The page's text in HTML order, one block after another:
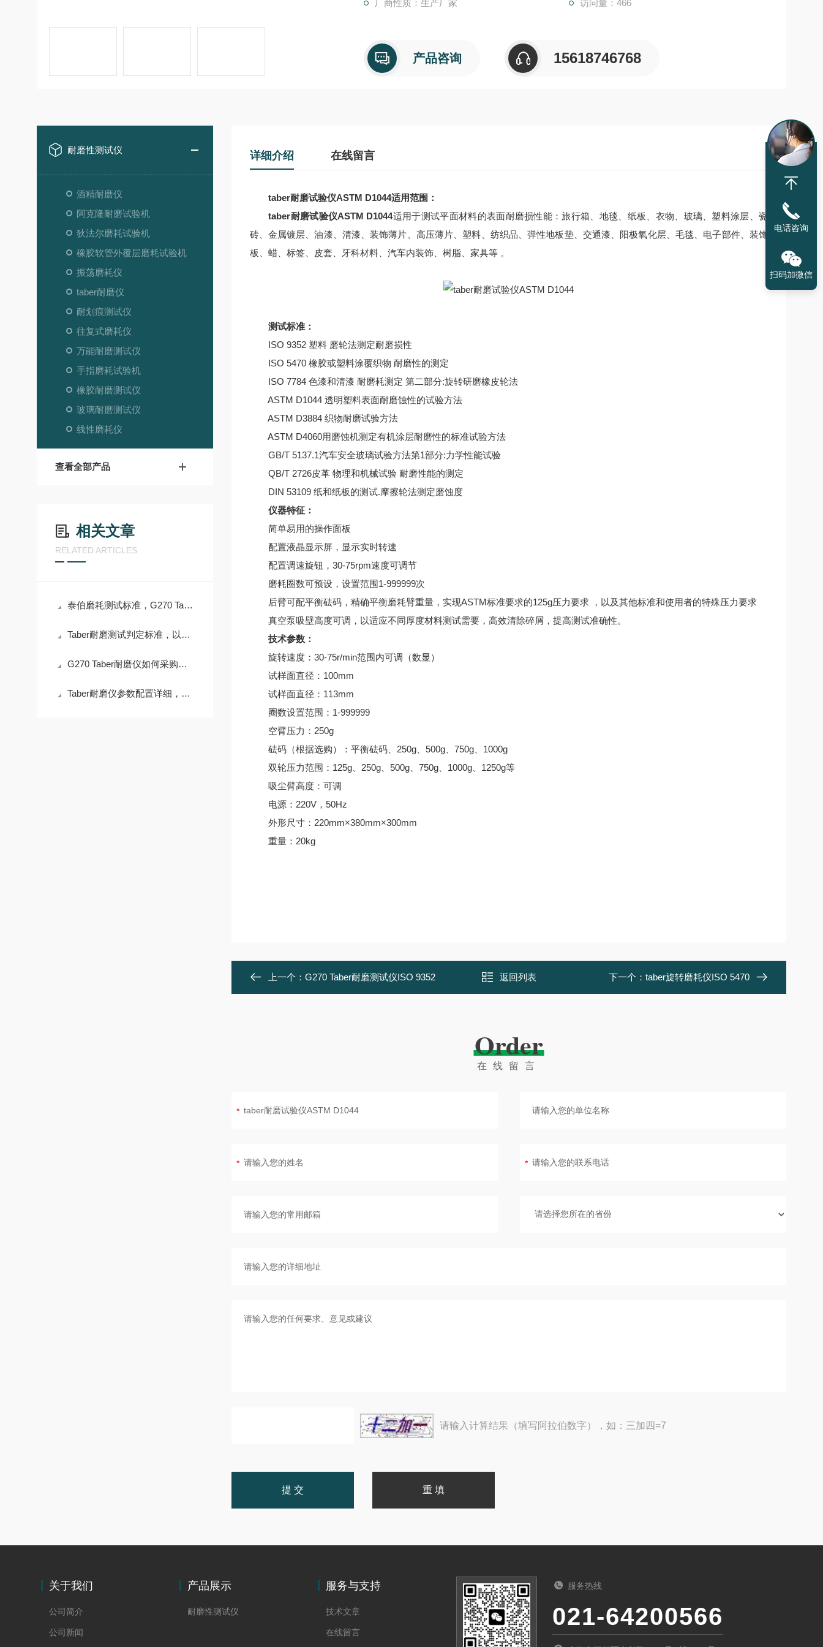
厂商性质：生产厂家 访问量：466
产品咨询 15618746768
耐磨性测试仪
酒精耐磨仪
阿克隆耐磨试验机
狄法尔磨耗试验机
橡胶软管外覆层磨耗试验机
振荡磨耗仪
taber耐磨仪
耐划痕测试仪
往复式磨耗仪
万能耐磨测试仪
手指磨耗试验机
橡胶耐磨测试仪
玻璃耐磨测试仪
线性磨耗仪
查看全部产品
相关文章
RELATED ARTICLES
泰伯磨耗测试标准，G270 Taber耐磨仪为例说明
Taber耐磨测试判定标准，以G270 Taber耐磨仪为例说明
G270 Taber耐磨仪如何采购，听上海千实说一说
Taber耐磨仪参数配置详细，以上海千实的G270为参考
详细介绍 在线留言
taber耐磨试验仪ASTM D1044适用范围：
taber耐磨试验仪ASTM D1044适用于测试平面材料的表面耐磨损性能：旅行箱、地毯、纸板、衣物、玻璃、塑料涂层、瓷
砖、金属镀层、油漆、清漆、装饰薄片、高压薄片、塑料、纺织品、弹性地板垫、交通漆、阳极氧化层、毛毯、电子部件、装饰
板、蜡、标签、皮套、牙科材料、汽车内装饰、树脂、家具等 。
测试标准：
ISO 9352 塑料 磨轮法测定耐磨损性
ISO 5470 橡胶或塑料涂覆织物 耐磨性的测定
ISO 7784 色漆和清漆 耐磨耗测定 第二部分:旋转研磨橡皮轮法
ASTM D1044 透明塑料表面耐磨蚀性的试验方法
ASTM D3884 织物耐磨试验方法
ASTM D4060用磨蚀机测定有机涂层耐磨性的标准试验方法
GB/T 5137.1汽车安全玻璃试验方法第1部分:力学性能试验
QB/T 2726皮革 物理和机械试验 耐磨性能的测定
DIN 53109 纸和纸板的测试.摩擦轮法测定磨蚀度
仪器特征：
简单易用的操作面板
配置液晶显示屏，显示实时转速
配置调速旋钮，30-75rpm速度可调节
磨耗圈数可预设，设置范围1-999999次
后臂可配平衡砝码，精确平衡磨耗臂重量，实现ASTM标准要求的125g压力要求 ，以及其他标准和使用者的特殊压力要求
真空泵吸壁高度可调，以适应不同厚度材料测试需要，高效清除碎屑，提高测试准确性。
技术参数：
旋转速度：30-75r/min范围内可调（数显）
试样面直径：100mm
试样面直径：113mm
圈数设置范围：1-999999
空臂压力：250g
砝码（根据选购）：平衡砝码、250g、500g、750g、1000g
双轮压力范围：125g、250g、500g、750g、1000g、1250g等
吸尘臂高度：可调
电源：220V，50Hz
外形尺寸：220mm×380mm×300mm
重量：20kg
上一个： G270 Taber耐磨测试仪ISO 9352 返回列表 下一个： taber旋转磨耗仪ISO 5470
Order
在线留言
请输入计算结果（填写阿拉伯数字），如：三加四=7
关于我们
公司简介
公司新闻
产品展示
耐磨性测试仪
服务与支持
技术文章
在线留言
服务热线
021-64200566
电话咨询
扫码加微信